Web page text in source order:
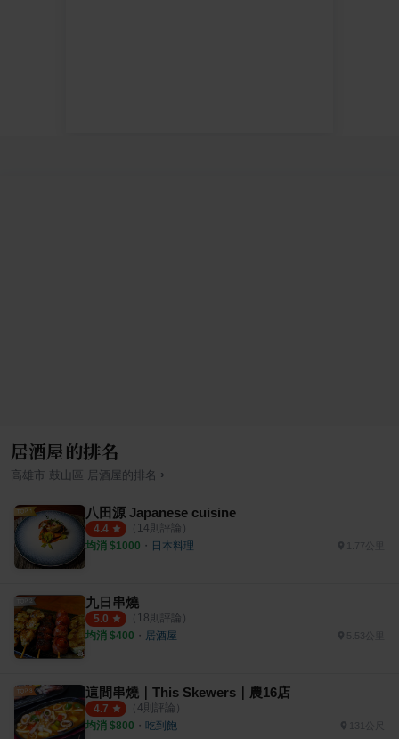
居酒屋的排名
高雄市 鼓山區 居酒屋 的排名 ›
八田源 Japanese cuisine
4.4 （ 14則評論）
均消 $1000 ・ 日本料理 1.77公里
九日串燒
5.0 （ 18則評論）
均消 $400 ・ 居酒屋 5.53公里
這間串燒｜This Skewers｜農16店
4.7 （ 4則評論）
均消 $800 ・ 吃到飽